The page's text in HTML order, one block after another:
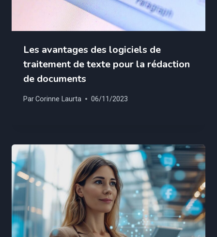
Les avantages des logiciels de
traitement de texte pour la rédaction
de documents
ParCorinne Laurta 06/11/2023